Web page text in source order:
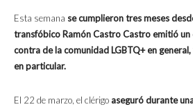
Esta semana se cumplieron tres meses
transfóbico Ramón Castro Castro emitió
contra de la comunidad LGBTQ+ en
en particular.
El 22 de marzo, el clérigo aseguró durante